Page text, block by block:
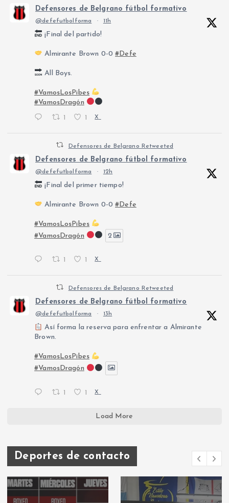
Defensores de Belgrano fútbol formativo
@defefutbolforma · 11h
¡Final del partido!
Almirante Brown 0-0#Defe
All Boys.
#VamosLosPibes
#VamosDragón
1 1 X
Defensores de Belgrano Retweeted
Defensores de Belgrano fútbol formativo
@defefutbolforma · 12h
¡Final del primer tiempo!
Almirante Brown 0-0#Defe
#VamosLosPibes
#VamosDragón
2
X
Defensores de Belgrano Retweeted
Defensores de Belgrano fútbol formativo
@defefutbolforma · 13h
Así forma la reserva para enfrentar a Almirante
Brown.
#VamosLosPibes
#VamosDragón
1 1 X
Load More
Deportes de contacto